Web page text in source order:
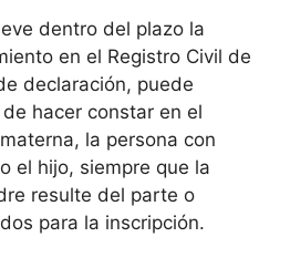
dentro del plazo la
en el Registro Civil de
declaración, puede
hacer constar en el
la persona con
el hijo, siempre que la
resulte del parte o
para la inscripción.